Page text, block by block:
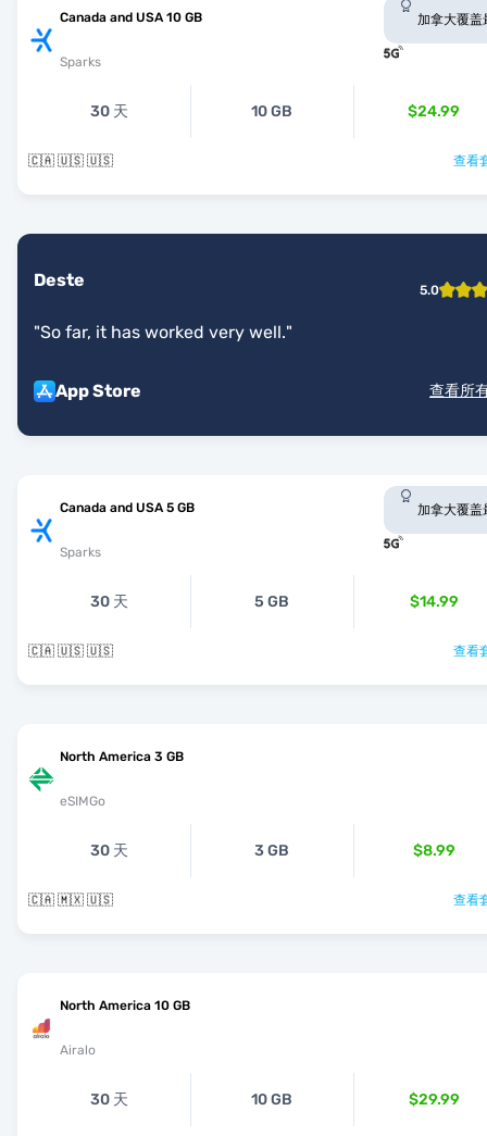
Canada and USA 10 GB
Sparks
加拿大覆盖
30 天 10 GB $24.99
🇨🇦 🇺🇸 🇺🇸 查看
Deste 5.0
"So far, it has worked very well."
App Store 查看所
Canada and USA 5 GB
Sparks
加拿大覆盖
30 天 5 GB $14.99
🇨🇦 🇺🇸 🇺🇸 查看
North America 3 GB
eSIMGo
30 天 3 GB $8.99
🇨🇦 🇲🇽 🇺🇸 查看
North America 10 GB
Airalo
30 天 10 GB $29.99